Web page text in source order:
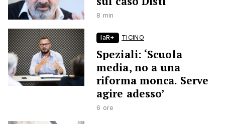
8 min
laR+ TICINO
Speziali: ‘Scuola
media, no a una
riforma monca. Serve
agire adesso’
6 ore